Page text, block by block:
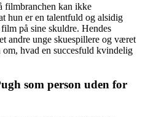
filmbranchen kan ikke
hun er en talentfuld og alsidig
på sine skuldre. Hendes
andre unge skuespillere og været
hvad en succesfuld kvindelig
som person uden for